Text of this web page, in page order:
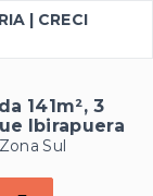
| CRECI
141m², 3
Ibirapuera
Sul